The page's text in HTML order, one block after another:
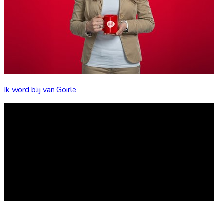
Ik word blij van Goirle